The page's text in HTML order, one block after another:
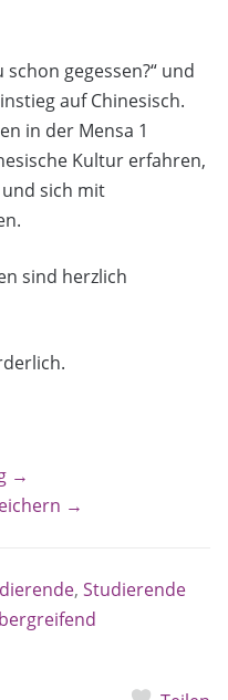
schon gegessen?“ und
auf Chinesisch.
in der Mensa 1
Kultur erfahren,
sich mit
sind herzlich
→
→
, Studierende